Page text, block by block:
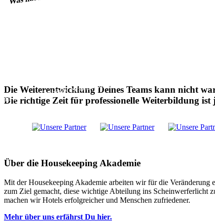
Mit unseren Trainings erhöhst Du die Chance, gut qualifizierte
wartest Du noch?
Die Weiterentwicklung Deines Teams kann nicht
Die richtige Zeit für professionelle Weiterbildung ist
Über die Housekeeping Akademie
Mit der Housekeeping Akademie arbeiten wir für die Veränderung
zum Ziel gemacht, diese wichtige Abteilung ins Scheinwerferlicht
machen wir Hotels erfolgreicher und Menschen zufriedener.
Mehr über uns erfährst Du hier.